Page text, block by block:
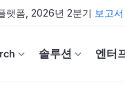
랫폼, 2026년 2분기 보고
솔루션 엔터